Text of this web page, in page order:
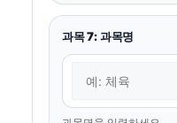
과목 7: 과목명